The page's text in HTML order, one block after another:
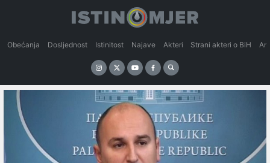
Obećanja Dosljednost Istinitost Najave Akteri Strani akteri o BiH